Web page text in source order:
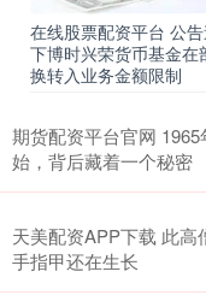
在线股票配资平台 公
下博时兴荣货币基金
换转入业务金额限制
期货配资平台官网
始，背后藏着一个秘密
天美配资APP下载 此高
手指甲还在生长